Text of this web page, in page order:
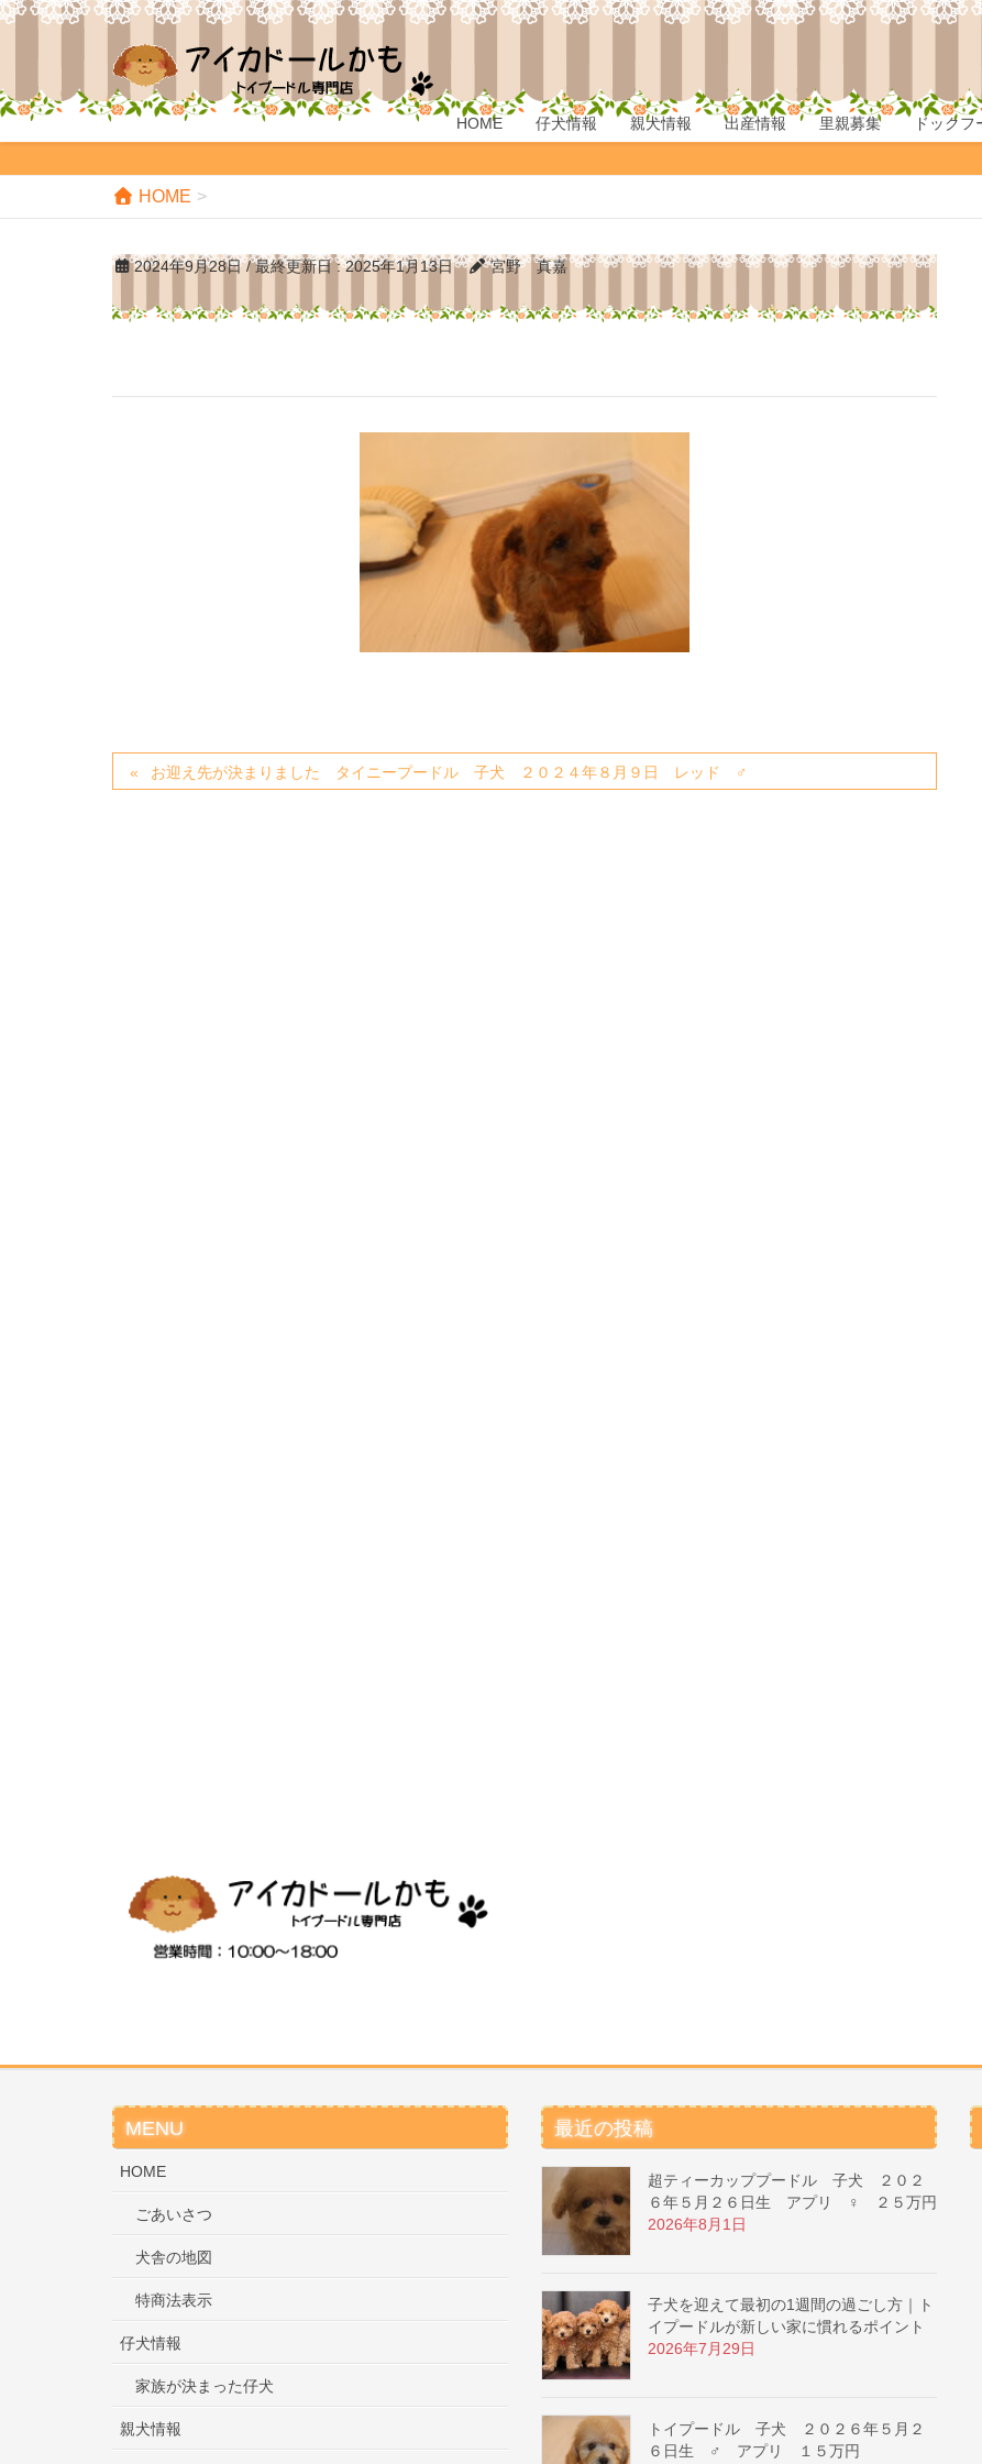
HOME 仔犬情報 親犬情報 出産情報 里親募集 ドックフ
HOME
2024年9月28日 / 最終更新日 :2025年1月13日 宮野 真嘉
お迎え先が決まりました タイニープードル 子犬 ２０２４年８月９日 レッド ♂
MENU
HOME
ごあいさつ
犬舎の地図
特商法表示
仔犬情報
家族が決まった仔犬
親犬情報
最近の投稿
超ティーカッププードル 子犬 ２０２
６年５月２６日生 アプリ ♀ ２５万円
2026年8月1日
子犬を迎えて最初の1週間の過ごし方｜ト
イプードルが新しい家に慣れるポイント
2026年7月29日
トイプードル 子犬 ２０２６年５月２
６日生 ♂ アプリ １５万円